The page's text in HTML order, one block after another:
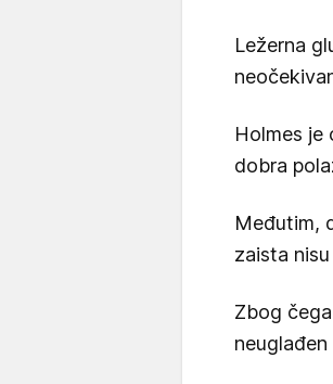
Ležerna
Holmes je
dobra
Međutim,
zaista
Zbog